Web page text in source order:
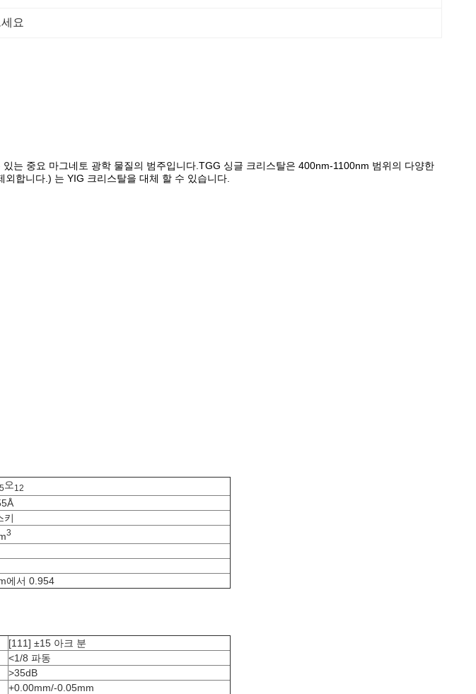
요
는 중요 마그네토 광학 물질의 범주입니다.TGG 싱글 크리스탈은 400nm-1100nm 범위의 다양한
합니다.) 는 YIG 크리스탈을 대체 할 수 있습니다.
5 오 12
키
3
에서 0.954
[111] ±15 아크 분
<1/8 파동
>35dB
+0.00mm/-0.05mm